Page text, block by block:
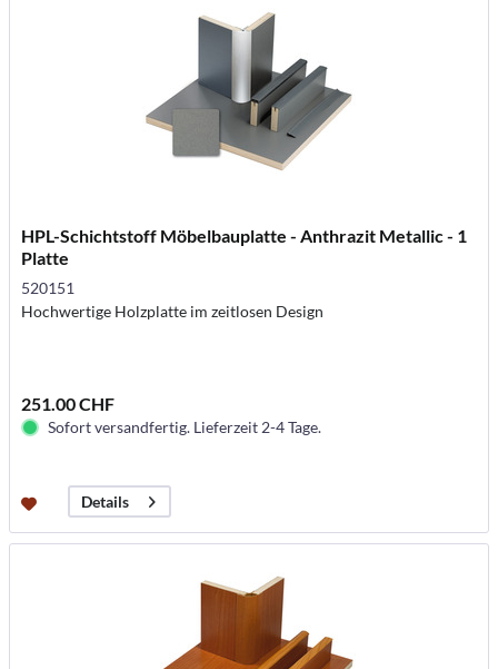
HPL-Schichtstoff Möbelbauplatte - Anthrazit Metallic - 1
Platte
520151
Hochwertige Holzplatte im zeitlosen Design
251.00 CHF
Sofort versandfertig. Lieferzeit 2-4 Tage.
Details